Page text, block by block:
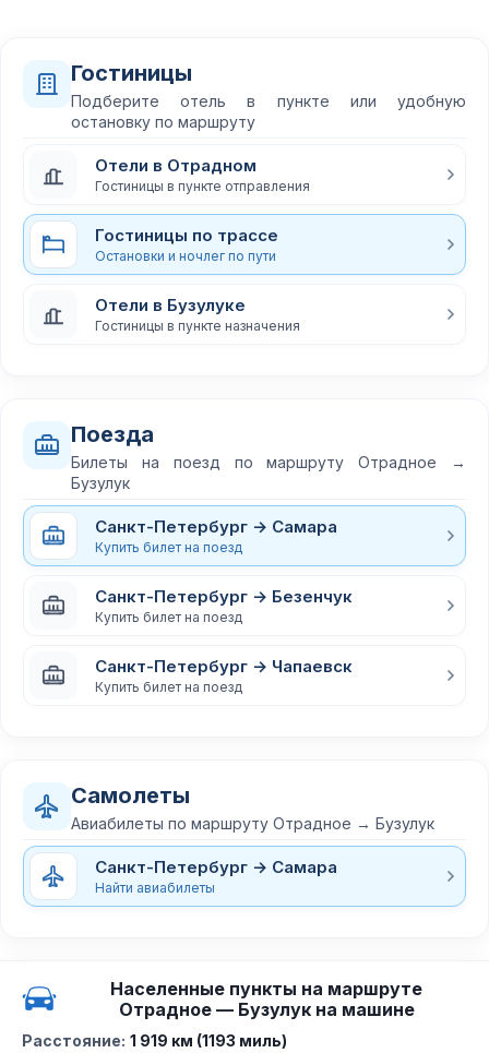
Гостиницы
Подберите отель в пункте или удобную
остановку по маршруту
Отели в Отрадном
Гостиницы в пункте отправления
Гостиницы по трассе
Остановки и ночлег по пути
Отели в Бузулуке
Гостиницы в пункте назначения
Поезда
Билеты на поезд по маршруту Отрадное →
Бузулук
Санкт-Петербург → Самара
Купить билет на поезд
Санкт-Петербург → Безенчук
Купить билет на поезд
Санкт-Петербург → Чапаевск
Купить билет на поезд
Самолеты
Авиабилеты по маршруту Отрадное → Бузулук
Санкт-Петербург → Самара
Найти авиабилеты
Населенные пункты на маршруте
Отрадное — Бузулук на машине
Расстояние: 1 919 км (1193 миль)